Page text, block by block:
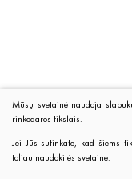
Mūsų svetainė naudoja
rinkodaros tikslais.
Jei Jūs sutinkate, kad šiems
toliau naudokitės svetaine.